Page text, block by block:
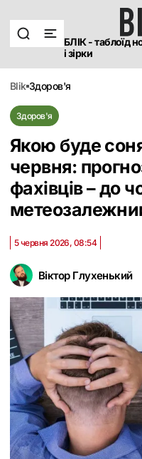
БЛІК - таблоїд
і зірки
blik здоров'я
Здоров'я
Якою буде
червня:
фахівців – до
Віктор Глухенький
5 червня 2026, 08:54